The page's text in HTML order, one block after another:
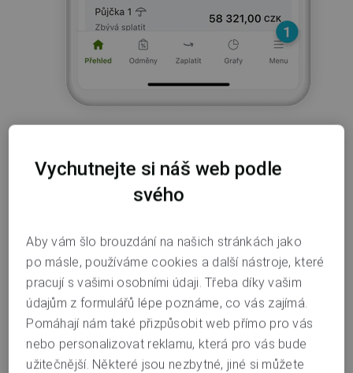
V částiPlatby a kartyzvolíteMožnosti placení
Vychutnejte si náš web podle
svého
Aby vám šlo brouzdání na našich stránkách jako
po másle, používáme cookies a další nástroje, které
pracují s vašimi osobními údaji. Třeba díky vašim
údajům z formulářů lépe poznáme, co vás zajímá.
Pomáhají nám také přizpůsobit web přímo pro vás
nebo personalizovat reklamu, která pro vás bude
užitečnější. Některé jsou nezbytné, jiné si můžete